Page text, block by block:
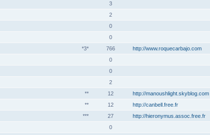
3
2
0
0
*3*
766 http://www.roquecarbajo.com
0
0
2
**
12 http://manoushlight.skyblog.com
**
12 http://canbell.free.fr
***
27 http://hieronymus.assoc.free.fr
0